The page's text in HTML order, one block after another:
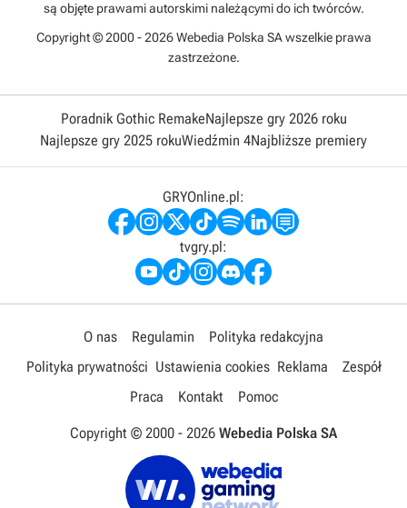
są objęte prawami autorskimi należącymi do ich twórców.
Copyright © 2000 - 2026 Webedia Polska SA wszelkie prawa
zastrzeżone.
Poradnik Gothic RemakeNajlepsze gry 2026 roku
Najlepsze gry 2025 rokuWiedźmin 4Najbliższe premiery
GRYOnline.pl:
tvgry.pl:
O nas Regulamin
Polityka redakcyjna
Polityka prywatności Ustawienia cookies Reklama
Zespół
Praca
Kontakt Pomoc
Copyright © 2000 - 2026 Webedia Polska SA